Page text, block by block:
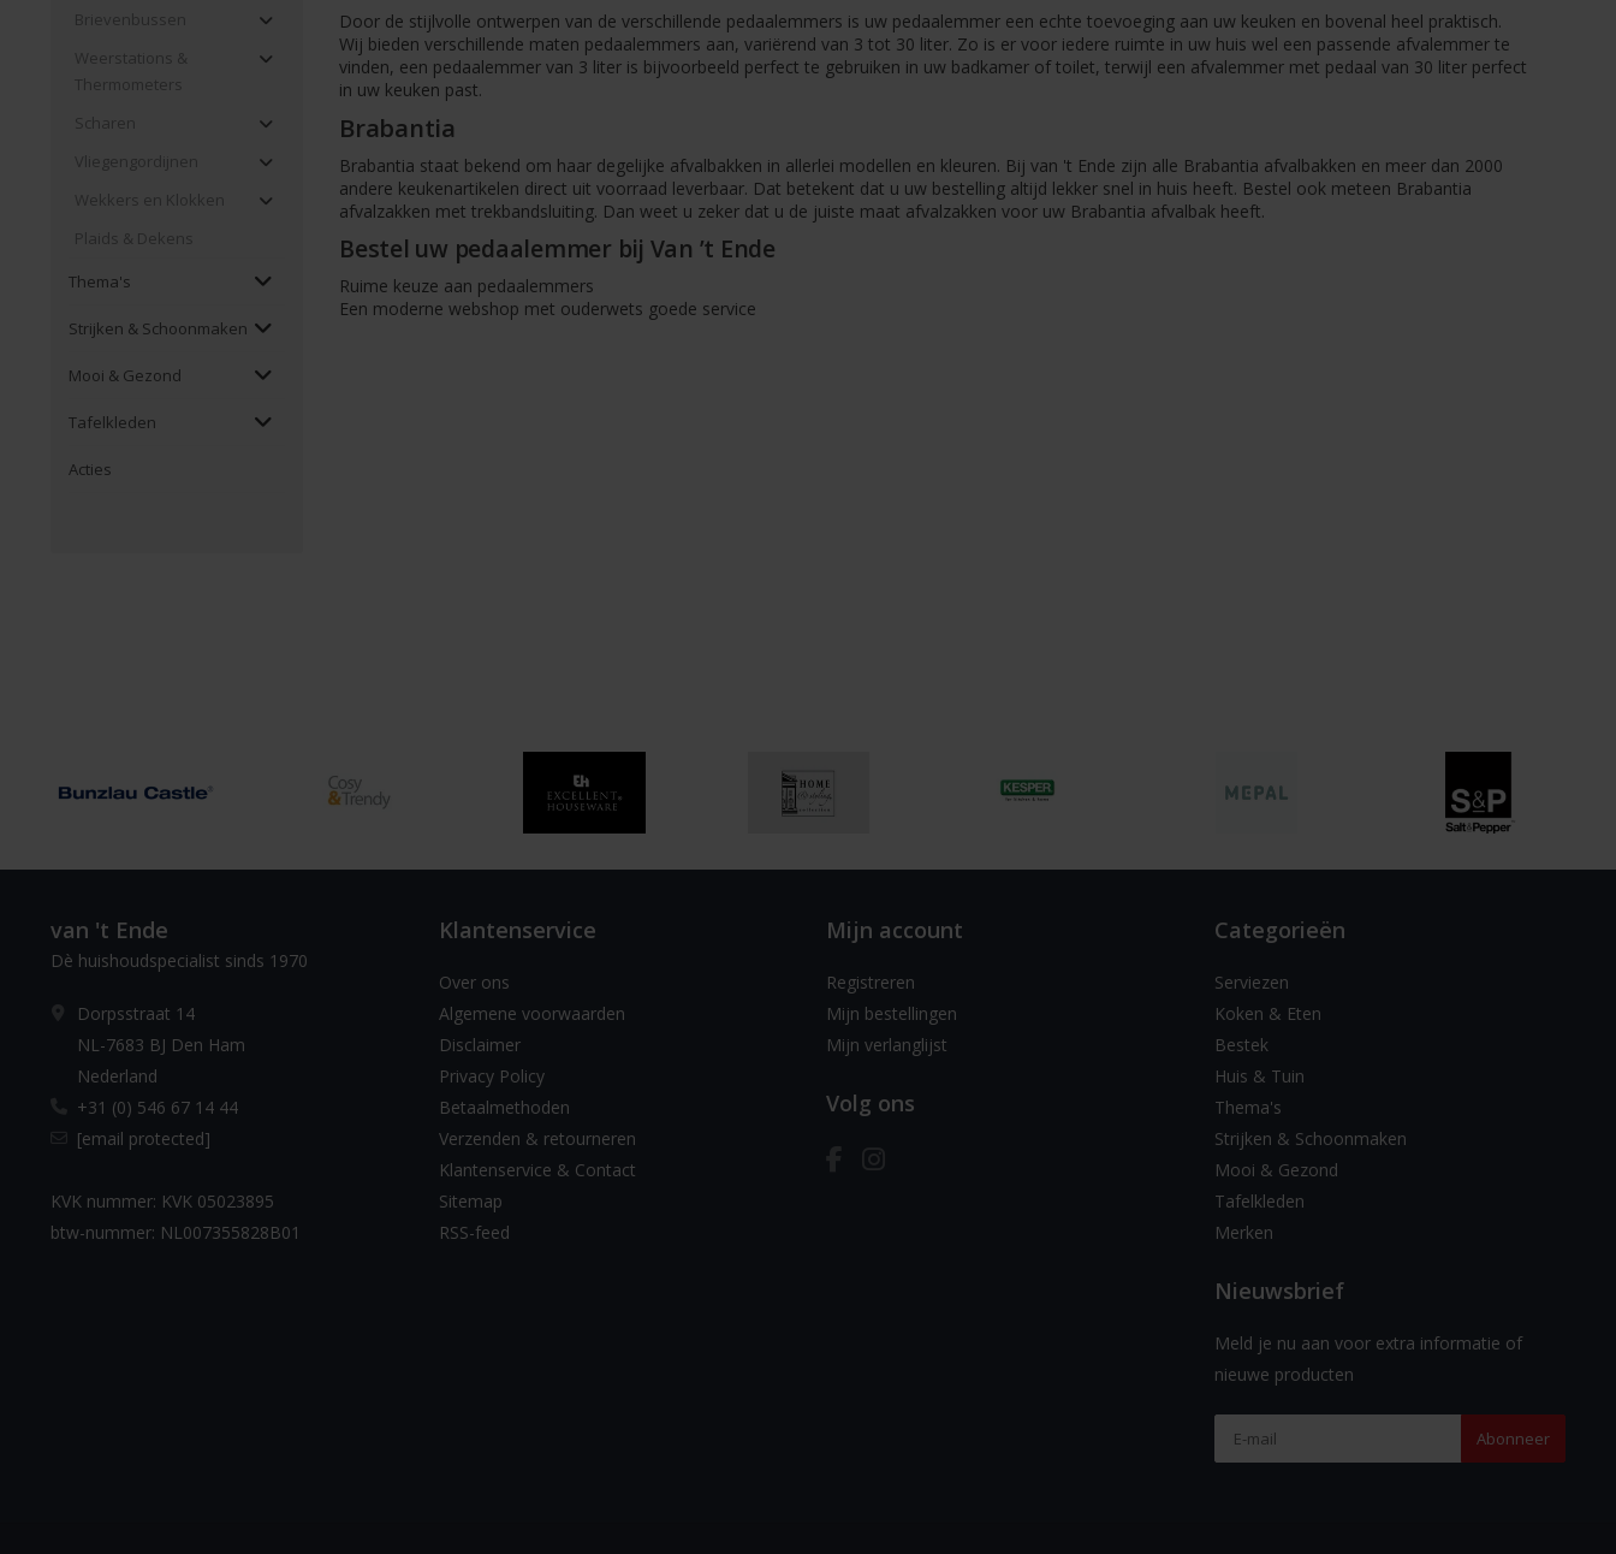
Brievenbussen
Weerstations &
Thermometers
Scharen
Vliegengordijnen
Wekkers en Klokken
Plaids & Dekens
Thema's
Strijken & Schoonmaken
Mooi & Gezond
Tafelkleden
Acties
Door de stijlvolle ontwerpen van de verschillende pedaalemmers is uw pedaalemmer een echte toevoeging aan uw keuken en bovenal heel praktisch.
Wij bieden verschillende maten pedaalemmers aan, variërend van 3 tot 30 liter. Zo is er voor iedere ruimte in uw huis wel een passende afvalemmer te
vinden, een pedaalemmer van 3 liter is bijvoorbeeld perfect te gebruiken in uw badkamer of toilet, terwijl een afvalemmer met pedaal van 30 liter perfect
in uw keuken past.
Brabantia
Brabantia staat bekend om haar degelijke afvalbakken in allerlei modellen en kleuren. Bij van 't Ende zijn alle Brabantia afvalbakken en meer dan 2000
andere keukenartikelen direct uit voorraad leverbaar. Dat betekent dat u uw bestelling altijd lekker snel in huis heeft. Bestel ook meteen Brabantia
afvalzakken met trekbandsluiting. Dan weet u zeker dat u de juiste maat afvalzakken voor uw Brabantia afvalbak heeft.
Bestel uw pedaalemmer bij Van ’t Ende
Ruime keuze aan pedaalemmers
Een moderne webshop met ouderwets goede service
van 't Ende
Dè huishoudspecialist sinds 1970
Dorpsstraat 14
NL-7683 BJ Den Ham
Nederland
+31 (0) 546 67 14 44
[email protected]
KVK nummer: KVK 05023895
btw-nummer: NL007355828B01
Klantenservice
Over ons
Algemene voorwaarden
Disclaimer
Privacy Policy
Betaalmethoden
Verzenden & retourneren
Klantenservice & Contact
Sitemap
RSS-feed
Mijn account
Registreren
Mijn bestellingen
Mijn verlanglijst
Volg ons
Categorieën
Serviezen
Koken & Eten
Bestek
Huis & Tuin
Thema's
Strijken & Schoonmaken
Mooi & Gezond
Tafelkleden
Merken
Nieuwsbrief
Meld je nu aan voor extra informatie of
nieuwe producten
Abonneer